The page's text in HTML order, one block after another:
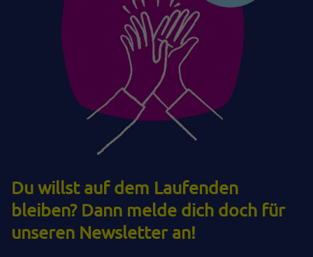
Du willst auf dem Laufenden
bleiben? Dann melde dich doch für
unseren Newsletter an!